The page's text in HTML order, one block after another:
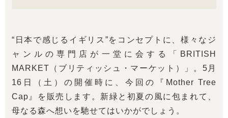
“日本で感じるイギリス”をコンセプトに、様々なジ
ャンルの専門店が一堂に会する「BRITISH
MARKET（ブリティッシュ・マーケット）」。5月
16日（土）の開催時に、今回の『Mother Tree
Cap』を販売します。新緑と初夏の風に包まれて、
母なる森へ想いを馳せてはいかがでしょう。